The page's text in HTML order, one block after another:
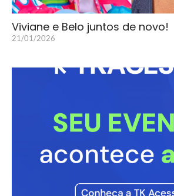
Viviane e Belo juntos de novo!
21/01/2026